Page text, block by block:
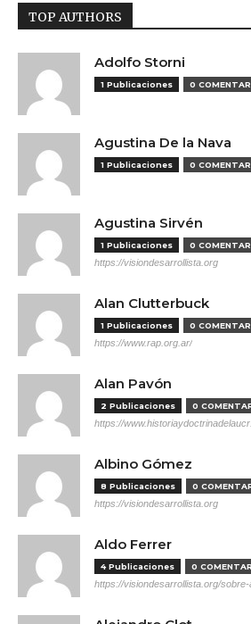
TOP AUTHORS
Adolfo Storni
1 Publicaciones 0
Agustina De la Nava
1 Publicaciones 0
Agustina Sirvén
1 Publicaciones 0
https://visiondesarrollista.org
Alan Clutterbuck
1 Publicaciones 0
https://www.rap.org.ar/
Alan Pavón
2 Publicaciones 0
https://
Albino Gómez
8 Publicaciones 0
https://visiondesarrollista.org
Aldo Ferrer
4 Publicaciones 0
https://visiondesarrollista.org/